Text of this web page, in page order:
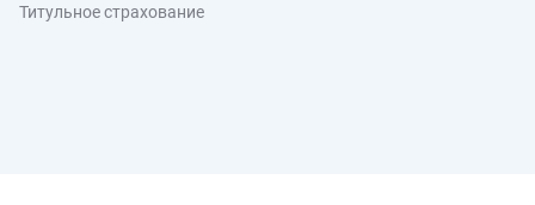
Титульное страхование